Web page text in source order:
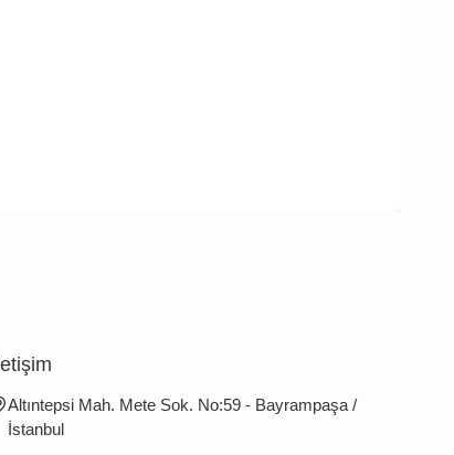
Altıntepsi Mah. Mete Sok. No:59 - Bayrampaşa /
İstanbul